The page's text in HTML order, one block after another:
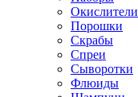
Окислители
Порошки
Скрабы
Спреи
Сыворотки
Флюиды